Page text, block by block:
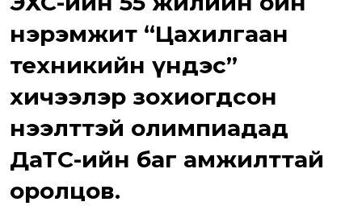
нэрэмжит “Цахилгаан
техникийн үндэс”
хичээлэр зохиогдсон
нээлттэй олимпиадад
ДаТС-ийн баг амжилттай
оролцов.